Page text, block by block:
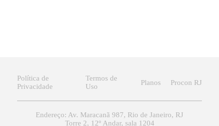
Política de
Privacidade
Termos de
Uso
Planos Procon RJ
Endereço: Av. Maracanã 987, Rio de Janeiro, RJ
Torre 2, 12º Andar, sala 1204